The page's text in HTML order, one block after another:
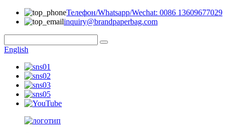
Телефон/Whatsapp/Wechat: 0086 13609677029
inquiry@brandpaperbag.com
English